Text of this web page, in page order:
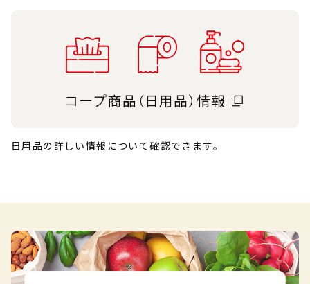
日用品の詳しい情報について確認できます。